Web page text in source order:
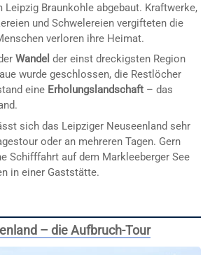
Leipzig Braunkohle abgebaut. Kraftwerke,
und Schwelereien vergifteten die
verloren ihre Heimat.
Wandel der einst dreckigsten Region
wurde geschlossen, die Restlöcher
eine Erholungslandschaft– das
sich das Leipziger Neuseenland sehr
oder an mehreren Tagen. Gern
Schifffahrt auf dem Markleeberger See
in einer Gaststätte.
– die Aufbruch-Tour